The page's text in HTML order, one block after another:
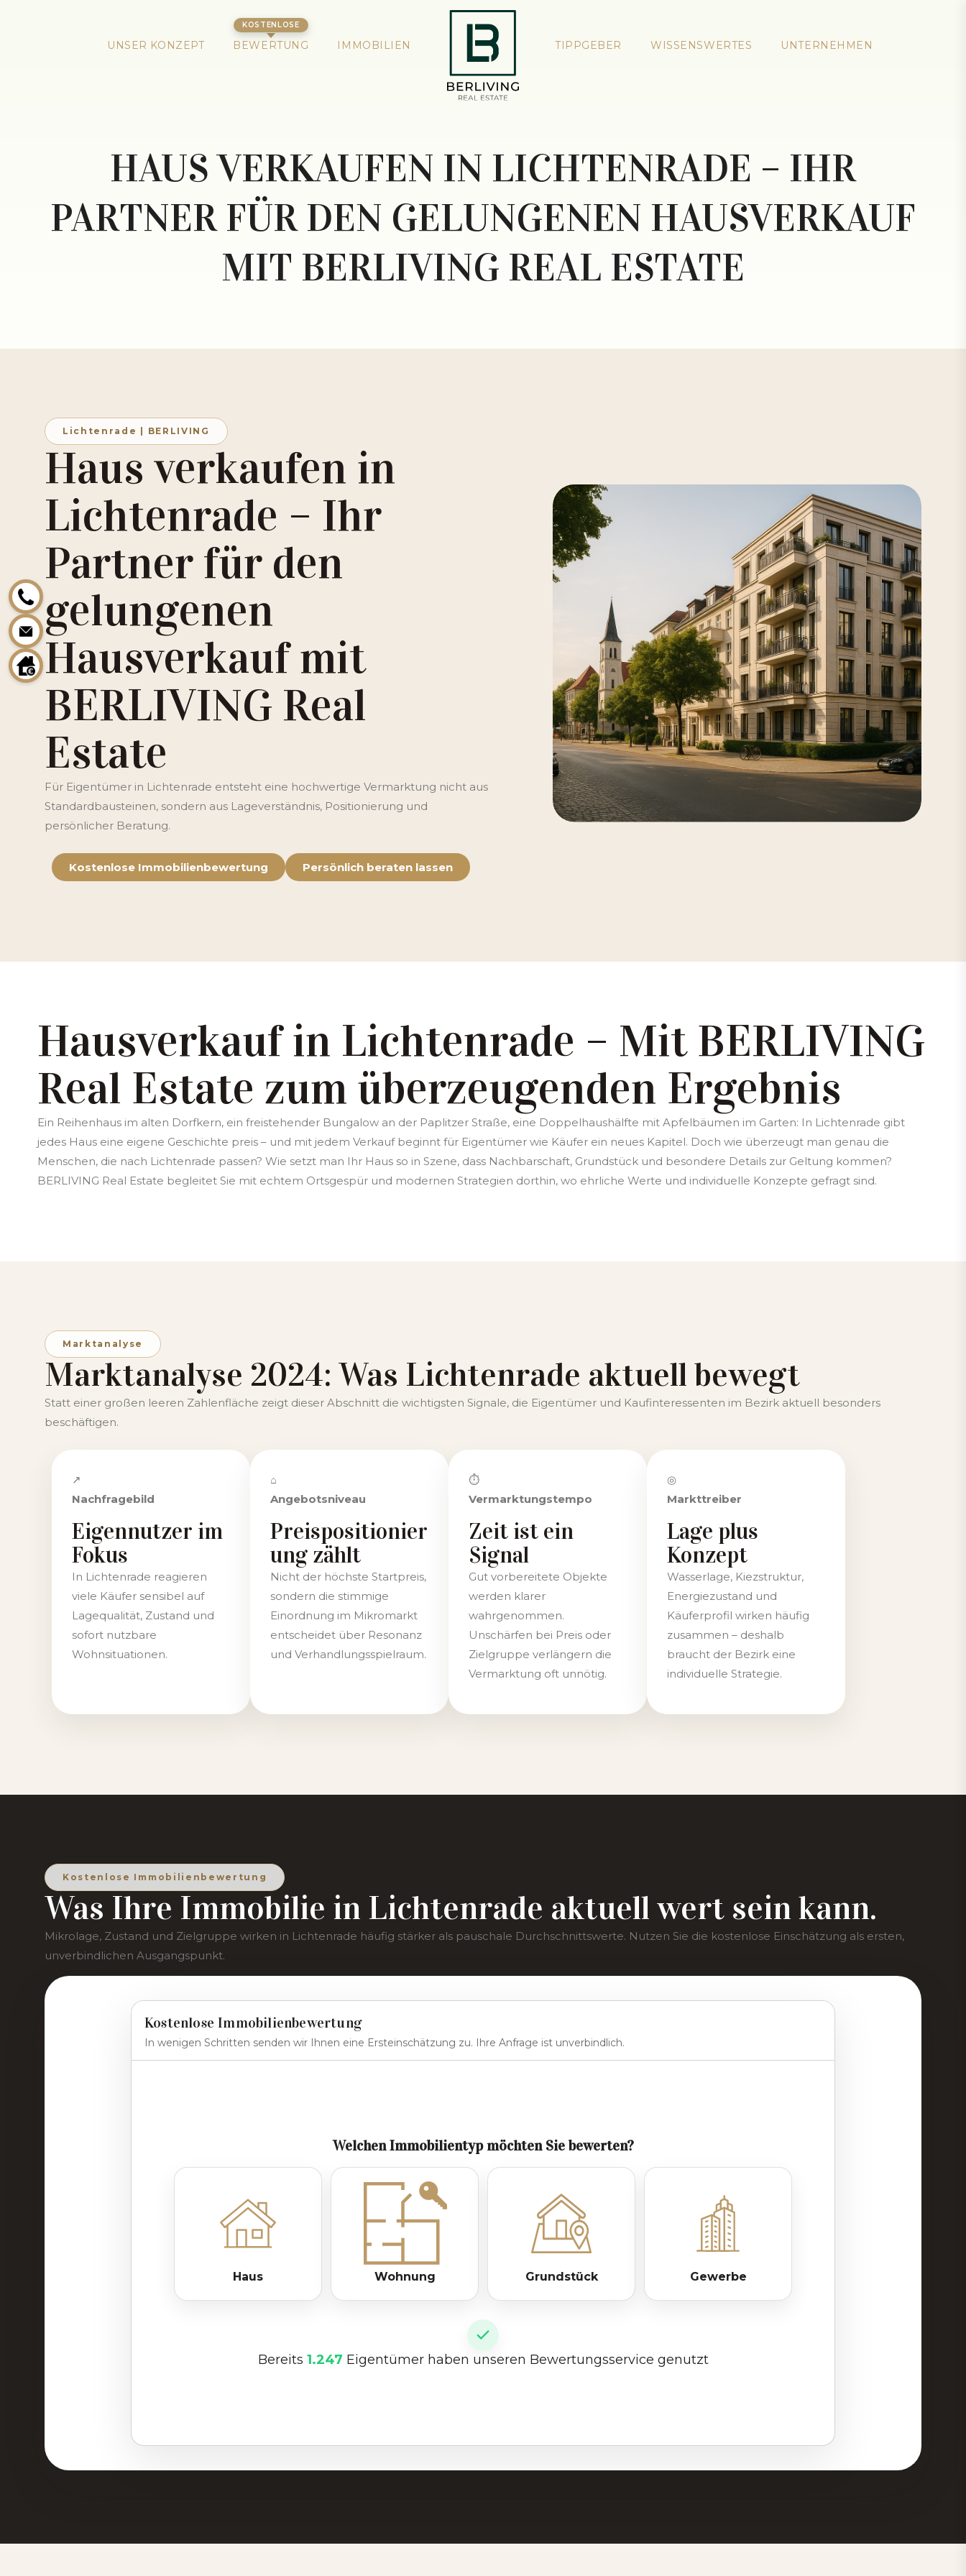
UNSER KONZEPT BEWERTUNG IMMOBILIEN TIPPGEBER WISSENSWERTES UNTERNEHMEN
HAUS VERKAUFEN IN LICHTENRADE – IHR
PARTNER FÜR DEN GELUNGENEN HAUSVERKAUF
MIT BERLIVING REAL ESTATE
Lichtenrade | BERLIVING
Haus verkaufen in
Lichtenrade – Ihr
Partner für den
gelungenen
Hausverkauf mit
BERLIVING Real
Estate
Für Eigentümer in Lichtenrade entsteht eine hochwertige Vermarktung nicht aus
Standardbausteinen, sondern aus Lageverständnis, Positionierung und
persönlicher Beratung.
Kostenlose Immobilienbewertung Persönlich beraten lassen
Hausverkauf in Lichtenrade – Mit BERLIVING
Real Estate zum überzeugenden Ergebnis
Ein Reihenhaus im alten Dorfkern, ein freistehender Bungalow an der Paplitzer Straße, eine Doppelhaushälfte mit Apfelbäumen im Garten: In Lichtenrade gibt
jedes Haus eine eigene Geschichte preis – und mit jedem Verkauf beginnt für Eigentümer wie Käufer ein neues Kapitel. Doch wie überzeugt man genau die
Menschen, die nach Lichtenrade passen? Wie setzt man Ihr Haus so in Szene, dass Nachbarschaft, Grundstück und besondere Details zur Geltung kommen?
BERLIVING Real Estate begleitet Sie mit echtem Ortsgespür und modernen Strategien dorthin, wo ehrliche Werte und individuelle Konzepte gefragt sind.
Marktanalyse
Marktanalyse 2024: Was Lichtenrade aktuell bewegt
Statt einer großen leeren Zahlenfläche zeigt dieser Abschnitt die wichtigsten Signale, die Eigentümer und Kaufinteressenten im Bezirk aktuell besonders
beschäftigen.
↗
Nachfragebild
Eigennutzer im
Fokus
In Lichtenrade reagieren
viele Käufer sensibel auf
Lagequalität, Zustand und
sofort nutzbare
Wohnsituationen.
⌂
Angebotsniveau
Preispositionier
ung zählt
Nicht der höchste Startpreis,
sondern die stimmige
Einordnung im Mikromarkt
entscheidet über Resonanz
und Verhandlungsspielraum.
⏱
Vermarktungstempo
Zeit ist ein
Signal
Gut vorbereitete Objekte
werden klarer
wahrgenommen.
Unschärfen bei Preis oder
Zielgruppe verlängern die
Vermarktung oft unnötig.
◎
Markttreiber
Lage plus
Konzept
Wasserlage, Kiezstruktur,
Energiezustand und
Käuferprofil wirken häufig
zusammen – deshalb
braucht der Bezirk eine
individuelle Strategie.
Kostenlose Immobilienbewertung
Was Ihre Immobilie in Lichtenrade aktuell wert sein kann.
Mikrolage, Zustand und Zielgruppe wirken in Lichtenrade häufig stärker als pauschale Durchschnittswerte. Nutzen Sie die kostenlose Einschätzung als ersten,
unverbindlichen Ausgangspunkt.
Kostenlose Immobilienbewertung
In wenigen Schritten senden wir Ihnen eine Ersteinschätzung zu. Ihre Anfrage ist unverbindlich.
Welchen Immobilientyp möchten Sie bewerten?
Haus Wohnung Grundstück Gewerbe
Bereits 1.247 Eigentümer haben unseren Bewertungsservice genutzt